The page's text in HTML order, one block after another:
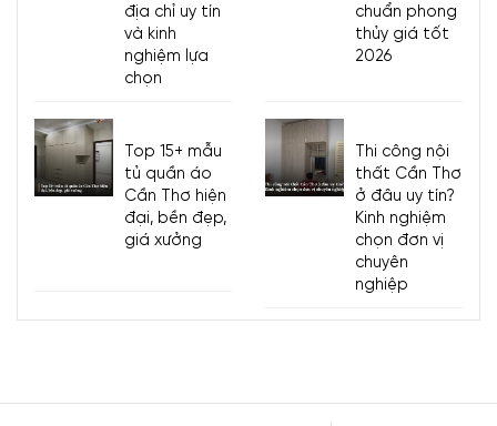
địa chỉ uy tín
và kinh
nghiệm lựa
chọn
chuẩn phong
thủy giá tốt
2026
Top 15+ mẫu
tủ quần áo
Cần Thơ hiện
đại, bền đẹp,
giá xưởng
Thi công nội
thất Cần Thơ
ở đâu uy tín?
Kinh nghiệm
chọn đơn vị
chuyên
nghiệp